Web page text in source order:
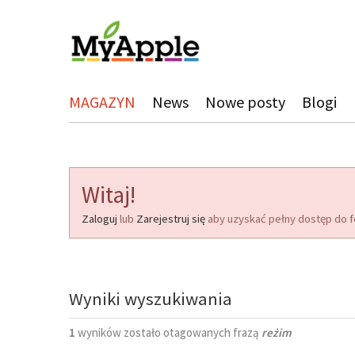
MAGAZYN News Nowe posty Blogi
Witaj!
Zaloguj lub Zarejestruj się aby uzyskać pełny dostęp do
Wyniki wyszukiwania
1 wyników zostało otagowanych frazą reżim